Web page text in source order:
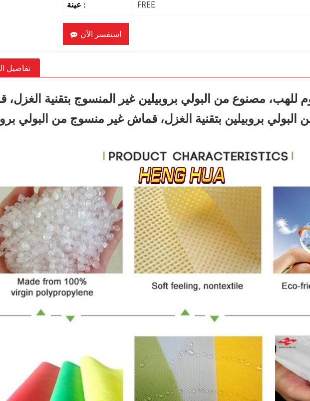
عينة :
FREE
استفسر الآن
تفاصيل
للهب، مصنوع من البولي بروبيلين غير المنسوج بتقنية
بروبيلين بتقنية الغزل، قماش غير منسوج من البولي